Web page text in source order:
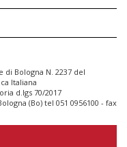
Bologna N. 2237 del
Italiana
d.lgs 70/2017
(Bo) tel 051 0956100 - fax